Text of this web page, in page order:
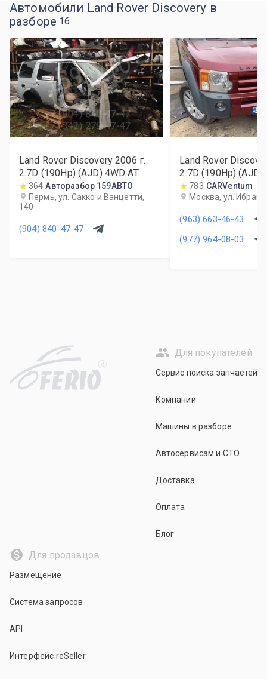
Автомобили Land Rover Discovery в
разборе 16
Land Rover Discovery 2006 г.
2.7D (190Hp) (AJD) 4WD AT
364 Авторазбор 159АВТО
Пермь, ул. Сакко и Ванцетти,
140
(904) 840-47-47
Land Rover
2.7D (190Hp) (AJD)
783 CARVentum
Москва, ул.
(963) 663-46-43
(977) 964-08-03
R
Для покупателей
Сервис поиска запчастей
Компании
Машины в разборе
Автосервисам и СТО
Доставка
Оплата
Блог
Для продавцов
Размещение
Система запросов
API
Интерфейс reSeller